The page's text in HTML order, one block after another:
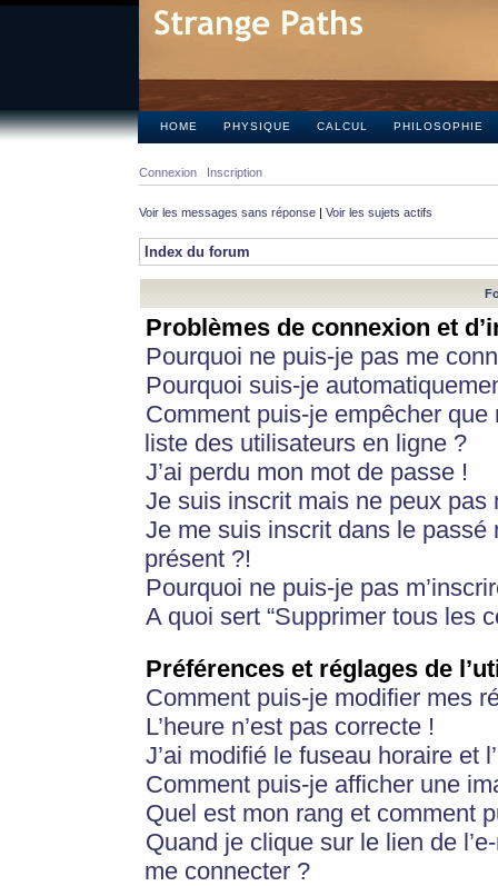
HOME PHYSIQUE CALCUL PHILOSOPHIE
Connexion Inscription
Voir les messages sans réponse | Voir les sujets actifs
Index du forum
Problèmes de connexion et
Pourquoi ne puis-je pas me
Pourquoi suis-je
Comment puis-je empêcher
liste des utilisateurs en ligne ?
J’ai perdu mon mot de passe !
Je suis inscrit mais ne peux pas
Je me suis inscrit dans le
présent ?!
Pourquoi ne puis-je pas
A quoi sert “Supprimer tous les
Préférences et réglages de
Comment puis-je modifier mes
L’heure n’est pas correcte !
J’ai modifié le fuseau horaire et
Comment puis-je afficher une
Quel est mon rang et comment
Quand je clique sur le lien de
me connecter ?